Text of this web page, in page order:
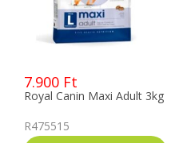
7.900 Ft
Royal Canin Maxi Adult 3kg
R475515